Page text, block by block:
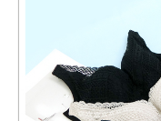
三、利用規約「AFTEE代
ロテクションズ（以下
ます。当サービスご利用の
の氏名、電話番号、受取人
限らない）は、AFTEEに
す。AFTEEの個人情報の
ームページの『個人情報の
配送毎にNT$80、
7-11取貨(快速到店)
配送毎にNT$90